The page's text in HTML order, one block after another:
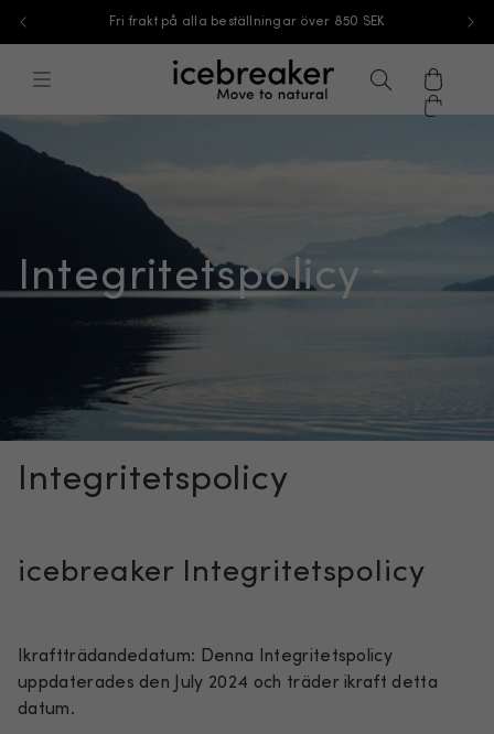
Hoppa till innehållFri frakt på alla beställningar över 850 SEK
icebreaker®, gå till eu.icebreaker.com
Integritetspolicy
Integritetspolicy
icebreaker Integritetspolicy
Ikraftträdandedatum: Denna Integritetspolicy
uppdaterades den July 2024 och träder ikraft detta
datum.